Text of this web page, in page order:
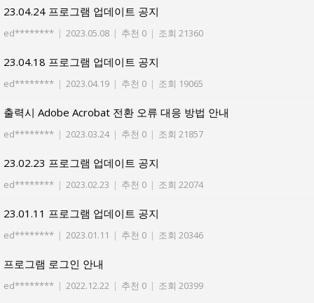
23.04.24 프로그램 업데이트 공지
ed******** | 2023.05.08 | 추천 0 | 조회 21360
23.04.18 프로그램 업데이트 공지
ed******** | 2023.04.19 | 추천 0 | 조회 19065
출력시 Adobe Acrobat 전환 오류 대응 방법 안내
ed******** | 2023.03.24 | 추천 0 | 조회 21857
23.02.23 프로그램 업데이트 공지
ed******** | 2023.02.23 | 추천 0 | 조회 22074
23.01.11 프로그램 업데이트 공지
ed******** | 2023.01.11 | 추천 0 | 조회 20346
프로그램 로그인 안내
ed******** | 2022.12.22 | 추천 0 | 조회 20399